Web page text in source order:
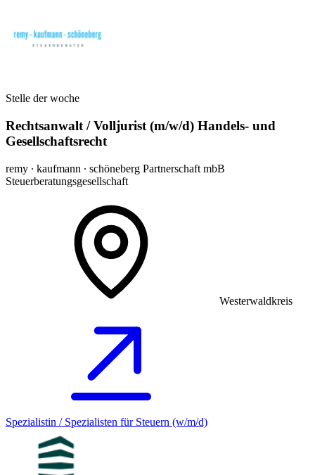
Stelle der woche
Rechtsanwalt / Volljurist (m/w/d) Handels- und
Gesellschaftsrecht
remy ∙ kaufmann ∙ schöneberg Partnerschaft mbB
Steuerberatungsgesellschaft
Westerwaldkreis
Spezialistin / Spezialisten für Steuern (w/m/d)